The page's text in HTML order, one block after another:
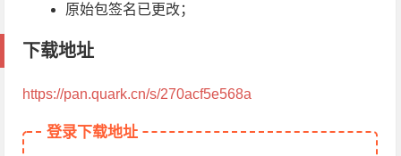
原始包签名已更改；
下载地址
https://pan.quark.cn/s/270acf5e568a
登录下载地址